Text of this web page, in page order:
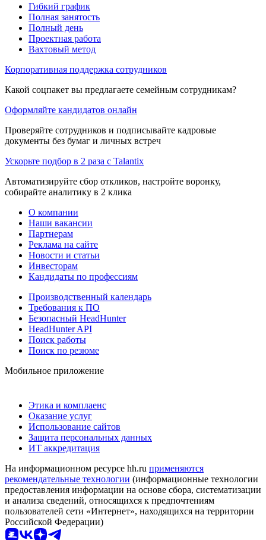
Гибкий график
Полная занятость
Полный день
Проектная работа
Вахтовый метод
Корпоративная поддержка сотрудников
Какой соцпакет вы предлагаете семейным сотрудникам?
Оформляйте кандидатов онлайн
Проверяйте сотрудников и подписывайте кадровые
документы без бумаг и личных встреч
Ускорьте подбор в 2 раза с Talantix
Автоматизируйте сбор откликов, настройте воронку,
собирайте аналитику в 2 клика
О компании
Наши вакансии
Партнерам
Реклама на сайте
Новости и статьи
Инвесторам
Кандидаты по профессиям
Производственный календарь
Требования к ПО
Безопасный HeadHunter
HeadHunter API
Поиск работы
Поиск по резюме
Мобильное приложение
Этика и комплаенс
Оказание услуг
Использование сайтов
Защита персональных данных
ИТ аккредитация
На информационном ресурсе hh.ru применяются
рекомендательные технологии (информационные технологии
предоставления информации на основе сбора, систематизации
и анализа сведений, относящихся к предпочтениям
пользователей сети «Интернет», находящихся на территории
Российской Федерации)